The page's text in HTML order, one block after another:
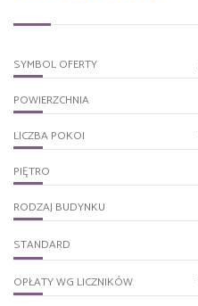
SYMBOL OFERTY
POWIERZCHNIA
LICZBA POKOI
PIĘTRO
RODZAJ BUDYNKU
STANDARD
OPŁATY WG LICZNIKÓW